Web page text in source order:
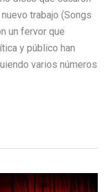
trabajo (Songs
un fervor que
y público han
varios números